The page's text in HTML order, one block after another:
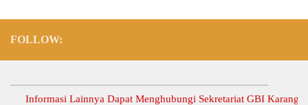
FOLLOW:
Lainnya Dapat Menghubungi Sekretariat GBI Karang Anyar.